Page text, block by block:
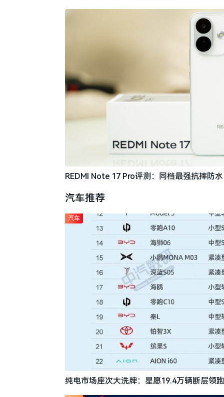
REDMI Note 17 Pro评测：同档最强抗摔防
汽车推荐
纯电市场座次大洗牌：星愿19.4万辆断层领
汽车